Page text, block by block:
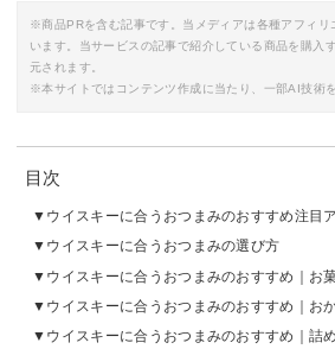
※商品PRを含む記事です。当メディアは各種アフィリ
います。当サービスの記事で紹介している商品を購入
元されます。
※本サイトではコンテンツ作成に当たり、一部AI技術
目次
ウイスキーに合うおつまみのおすすめ注目
ウイスキーに合うおつまみの選び方
ウイスキーに合うおつまみのおすすめ｜お
ウイスキーに合うおつまみのおすすめ｜お
ウイスキーに合うおつまみのおすすめ｜詰